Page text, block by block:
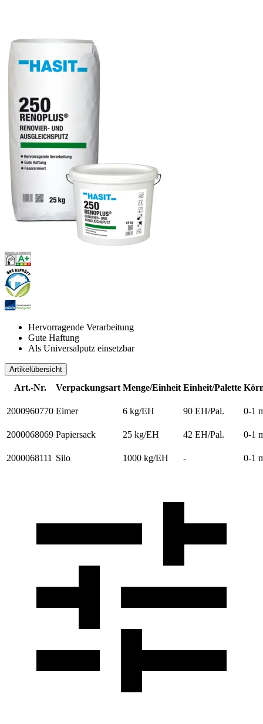
Hervorragende Verarbeitung
Gute Haftung
Als Universalputz einsetzbar
Artikelübersicht
Art.-Nr. Verpackungsart Menge/Einheit Einheit/Palette
2000960770 Eimer 6 kg/EH 90 EH/Pal. 0-1
2000068069 Papiersack 25 kg/EH 42 EH/Pal. 0-1
2000068111 Silo 1000 kg/EH - 0-1